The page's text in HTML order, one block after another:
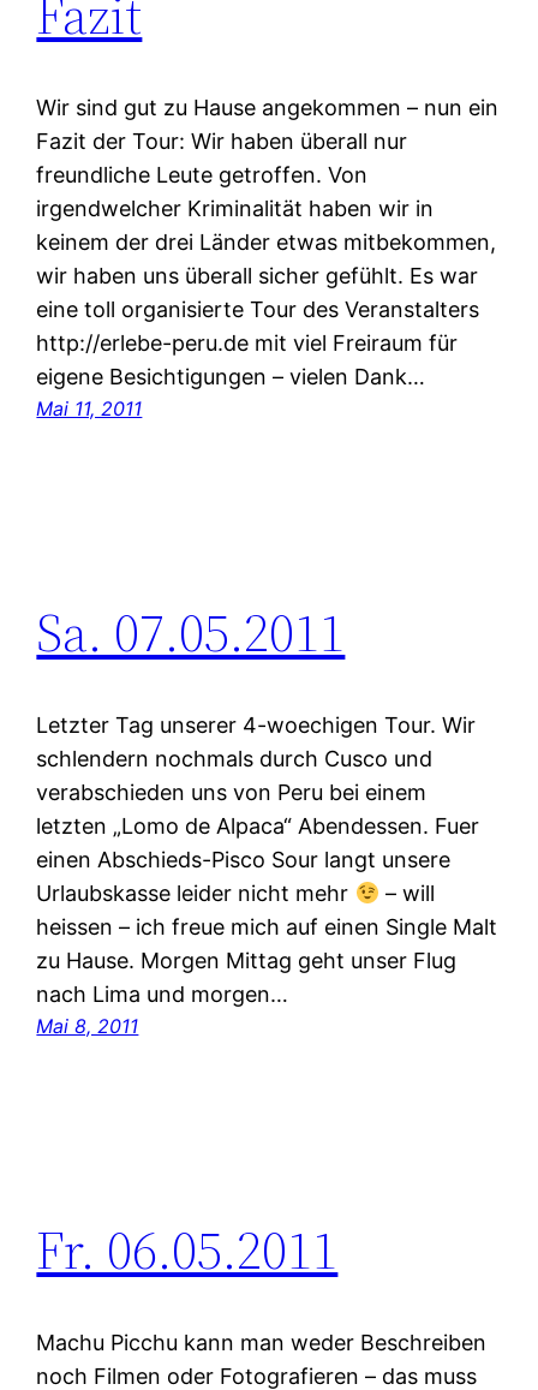
Fazit
Wir sind gut zu Hause angekommen – nun ein
Fazit der Tour: Wir haben überall nur
freundliche Leute getroffen. Von
irgendwelcher Kriminalität haben wir in
keinem der drei Länder etwas mitbekommen,
wir haben uns überall sicher gefühlt. Es war
eine toll organisierte Tour des Veranstalters
http://erlebe-peru.de mit viel Freiraum für
eigene Besichtigungen – vielen Dank…
Mai 11, 2011
Sa. 07.05.2011
Letzter Tag unserer 4-woechigen Tour. Wir
schlendern nochmals durch Cusco und
verabschieden uns von Peru bei einem
letzten „Lomo de Alpaca“ Abendessen. Fuer
einen Abschieds-Pisco Sour langt unsere
Urlaubskasse leider nicht mehr
– will
heissen – ich freue mich auf einen Single Malt
zu Hause. Morgen Mittag geht unser Flug
nach Lima und morgen…
Mai 8, 2011
Fr. 06.05.2011
Machu Picchu kann man weder Beschreiben
noch Filmen oder Fotografieren – das muss